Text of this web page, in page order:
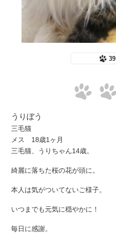
39
うりぼう
三毛猫
メス 18歳1ヶ月
三毛猫、うりちゃん14歳。
綺麗に落ちた桜の花が頭に。
本人は気がついてないご様子。
いつまでも元気に穏やかに！
毎日に感謝。